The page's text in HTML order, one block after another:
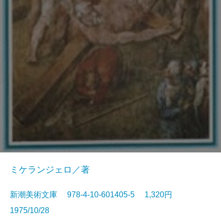
ミケランジェロ／著
新潮美術文庫 978-4-10-601405-5 1,320円
1975/10/28